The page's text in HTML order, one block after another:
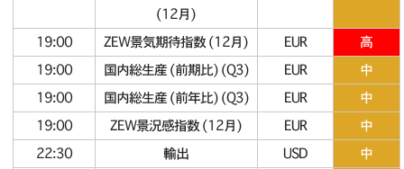
(12月)
19:00 ZEW景気期待指数 (12月) EUR
高
19:00
国内総生産 (前期比) (Q3) EUR
中
19:00
国内総生産 (前年比) (Q3) EUR
中
19:00
ZEW景況感指数 (12月) EUR
中
22:30
輸出 USD
中